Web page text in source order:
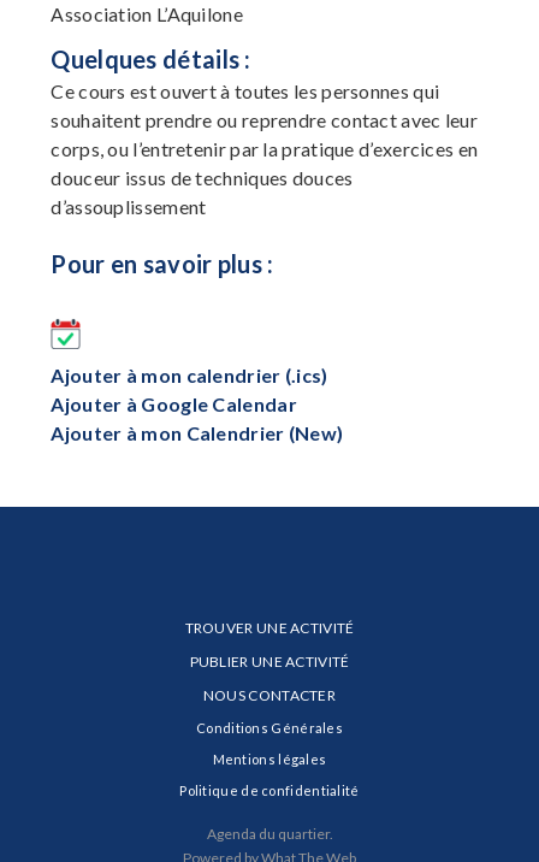
Association L’Aquilone
Quelques détails :
Ce cours est ouvert à toutes les personnes qui
souhaitent prendre ou reprendre contact avec leur
corps, ou l’entretenir par la pratique d’exercices en
douceur issus de techniques douces
d’assouplissement
Pour en savoir plus :
Ajouter à mon calendrier (.ics)
Ajouter à Google Calendar
Ajouter à mon Calendrier (New)
TROUVER UNE ACTIVITÉ
PUBLIER UNE ACTIVITÉ
NOUS CONTACTER
Conditions Générales
Mentions légales
Politique de confidentialité
Agenda du quartier.
Powered by What The Web